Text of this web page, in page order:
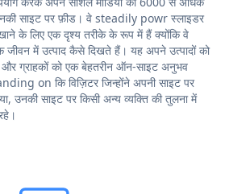
साइट पर फ़ीड। वे steadily powr स्लाइडर
के लिए एक दृश्य तरीके के रूप में हैं क्योंकि वे
जीवन में उत्पाद कैसे दिखते हैं। यह अपने उत्पादों को
और ग्राहकों को एक बेहतरीन ऑन-साइट अनुभव
on कि विज़िटर जिन्होंने अपनी साइट पर
उनकी साइट पर किसी अन्य व्यक्ति की तुलना में